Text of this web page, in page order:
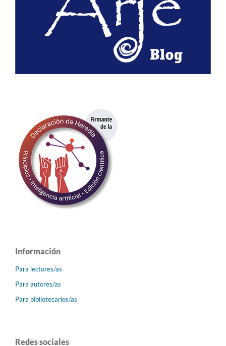
Información
Para lectores/as
Para autores/as
Para bibliotecarios/as
Redes sociales